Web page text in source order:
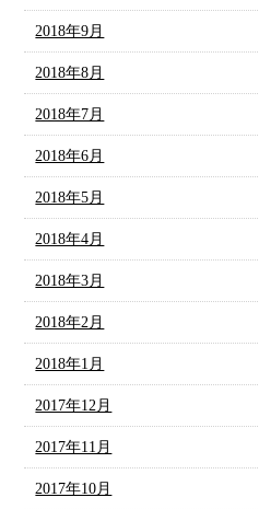
2018年9月
2018年8月
2018年7月
2018年6月
2018年5月
2018年4月
2018年3月
2018年2月
2018年1月
2017年12月
2017年11月
2017年10月